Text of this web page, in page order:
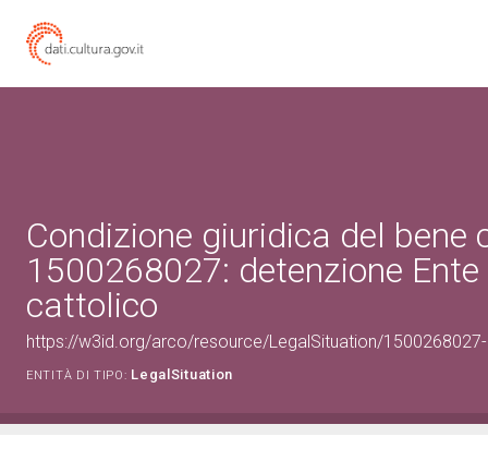
Condizione giuridica del bene
1500268027: detenzione
cattolico
https://w3id.org/arco/resource/LegalSituation/
ENTITÀ DI TIPO: LegalSituation